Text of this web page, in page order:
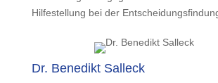
Hilfestellung bei der
Dr. Benedikt Salleck